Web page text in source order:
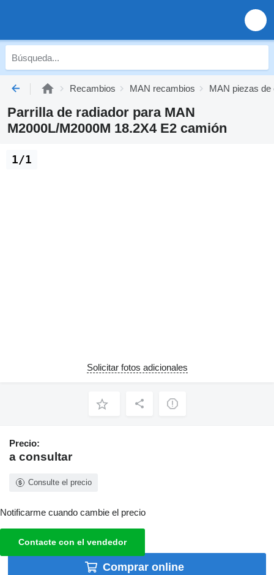
Recambios MAN recambios MAN piezas de
Parrilla de radiador para MAN
M2000L/M2000M 18.2X4 E2 camión
1/1
Solicitar fotos adicionales
Precio:
a consultar
Consulte el precio
Notificarme cuando cambie el precio
Contacte con el vendedor
Comprar online